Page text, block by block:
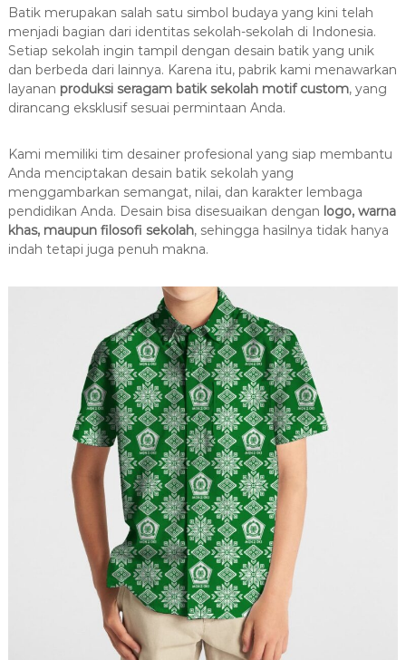
Batik merupakan salah satu simbol budaya yang kini telah
menjadi bagian dari identitas sekolah-sekolah di Indonesia.
Setiap sekolah ingin tampil dengan desain batik yang unik
dan berbeda dari lainnya. Karena itu, pabrik kami menawarkan
layanan produksi seragam batik sekolah motif custom, yang
dirancang eksklusif sesuai permintaan Anda.
Kami memiliki tim desainer profesional yang siap membantu
Anda menciptakan desain batik sekolah yang
menggambarkan semangat, nilai, dan karakter lembaga
pendidikan Anda. Desain bisa disesuaikan dengan logo, warna
khas, maupun filosofi sekolah, sehingga hasilnya tidak hanya
indah tetapi juga penuh makna.